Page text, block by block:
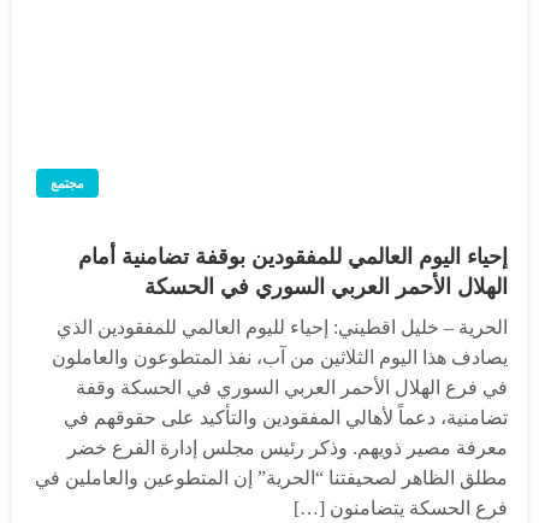
مجتمع
إحياء اليوم العالمي للمفقودين بوقفة تضامنية أمام
الهلال الأحمر العربي السوري في الحسكة
الحرية – خليل اقطيني: إحياء لليوم العالمي للمفقودين الذي
يصادف هذا اليوم الثلاثين من آب، نفذ المتطوعون والعاملون
في فرع الهلال الأحمر العربي السوري في الحسكة وقفة
تضامنية، دعماً لأهالي المفقودين والتأكيد على حقوقهم في
معرفة مصير ذويهم. وذكر رئيس مجلس إدارة الفرع خضر
مطلق الظاهر لصحيفتنا “الحرية” إن المتطوعين والعاملين في
فرع الحسكة يتضامنون […]